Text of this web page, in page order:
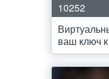
10252
ваш ключ